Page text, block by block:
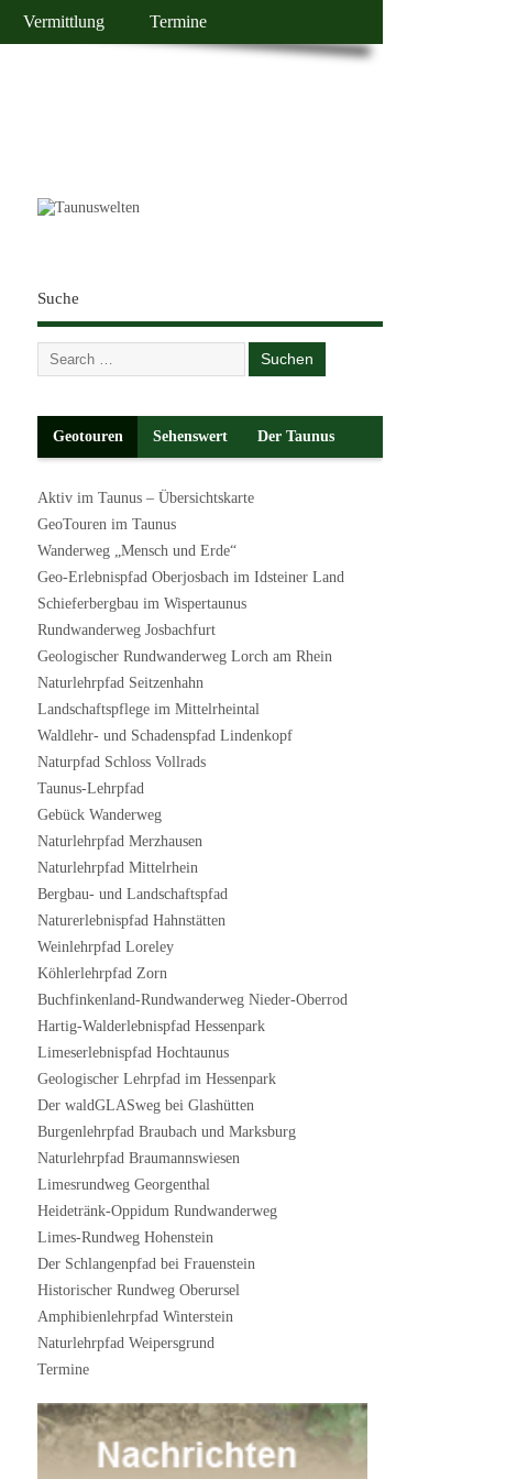
Vermittlung Termine
Suche
Geotouren Sehenswert Der Taunus
Aktiv im Taunus – Übersichtskarte
GeoTouren im Taunus
Wanderweg „Mensch und Erde“
Geo-Erlebnispfad Oberjosbach im Idsteiner Land
Schieferbergbau im Wispertaunus
Rundwanderweg Josbachfurt
Geologischer Rundwanderweg Lorch am Rhein
Naturlehrpfad Seitzenhahn
Landschaftspflege im Mittelrheintal
Waldlehr- und Schadenspfad Lindenkopf
Naturpfad Schloss Vollrads
Taunus-Lehrpfad
Gebück Wanderweg
Naturlehrpfad Merzhausen
Naturlehrpfad Mittelrhein
Bergbau- und Landschaftspfad
Naturerlebnispfad Hahnstätten
Weinlehrpfad Loreley
Köhlerlehrpfad Zorn
Buchfinkenland-Rundwanderweg Nieder-Oberrod
Hartig-Walderlebnispfad Hessenpark
Limeserlebnispfad Hochtaunus
Geologischer Lehrpfad im Hessenpark
Der waldGLASweg bei Glashütten
Burgenlehrpfad Braubach und Marksburg
Naturlehrpfad Braumannswiesen
Limesrundweg Georgenthal
Heidetränk-Oppidum Rundwanderweg
Limes-Rundweg Hohenstein
Der Schlangenpfad bei Frauenstein
Historischer Rundweg Oberursel
Amphibienlehrpfad Winterstein
Naturlehrpfad Weipersgrund
Termine